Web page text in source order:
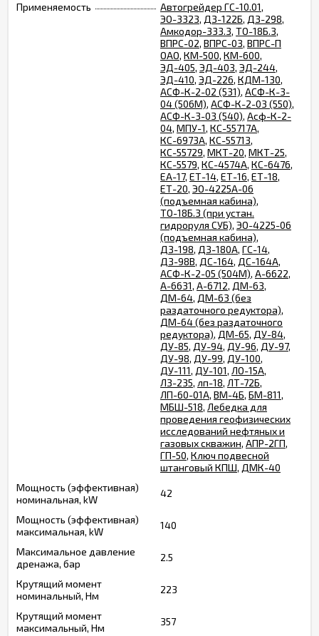
Применяемость
Автогрейдер ГС-10.01,
ЭО-3323, ДЗ-122Б, ДЗ-298,
Амкодор-333.3, ТО-18Б.3,
ВПРС-02, ВПРС-03, ВПРС-П
ОАО, КМ-500, КМ-600,
ЭД-405, ЭД-403, ЭД-244,
ЭД-410, ЭД-226, КДМ-130,
АСФ-К-2-02 (531), АСФ-К-3-
04 (506М)​, АСФ-К-2-03 (550),
АСФ-К-3-03 (540), Асф-К-2-
04​, МПУ-1, КС-55717А,
КС-6973А, КС-55713,
КС-55729, МКТ-20, МКТ-25,
КС-5579, КС-4574А, КС-6476,
ЕА-17, ЕТ-14, ЕТ-16, ЕТ-18,
ЕТ-20, ЭО-4225А-06
(подъемная кабина),
ТО-18Б.3 (при устан.
гидроруля СУБ), ЭО-4225-06
(подъемная кабина),
ДЗ-198, ДЗ-180А, ГС-14,
ДЗ-98В, ДС-164, ДС-164А,
АСФ-К-2-05 (504М), А-6622,
А-6631, А-6712, ДМ-63,
ДМ-64, ДМ-63 (без
раздаточного редуктора),
ДМ-64 (без раздаточного
редуктора), ДМ-65, ДУ-84,
ДУ-85, ДУ-94, ДУ-96, ДУ-97,
ДУ-98, ДУ-99, ДУ-100,
ДУ-111, ДУ-101, ЛО-15А,
ЛЗ-235, лп-18, ЛТ-72Б,
ЛП-60-01А, ВМ-4Б, БМ-811,
МБШ-518, Лебедка для
проведения геофизических
исследований нефтяных и
газовых скважин, АПР-2ГП,
ГП-50, Ключ подвесной
штанговый КПШ, ДМК-40
Мощность (эффективная)
номинальная, kW
42
Мощность (эффективная)
максимальная, kW
140
Максимальное давление
дренажа, бар
2.5
Крутящий момент
номинальный, Нм
223
Крутящий момент
максимальный, Нм
357